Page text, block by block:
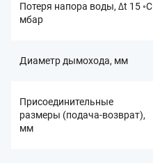
Потеря напора воды, ∆t 15 ◦C
мбар
Диаметр дымохода, мм
Присоединительные
размеры (подача-возврат),
мм